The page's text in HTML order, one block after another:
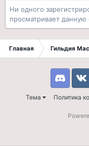
Ни одного
просматривает данную
Главная Гильдия
Тема Политика
DiscordVK